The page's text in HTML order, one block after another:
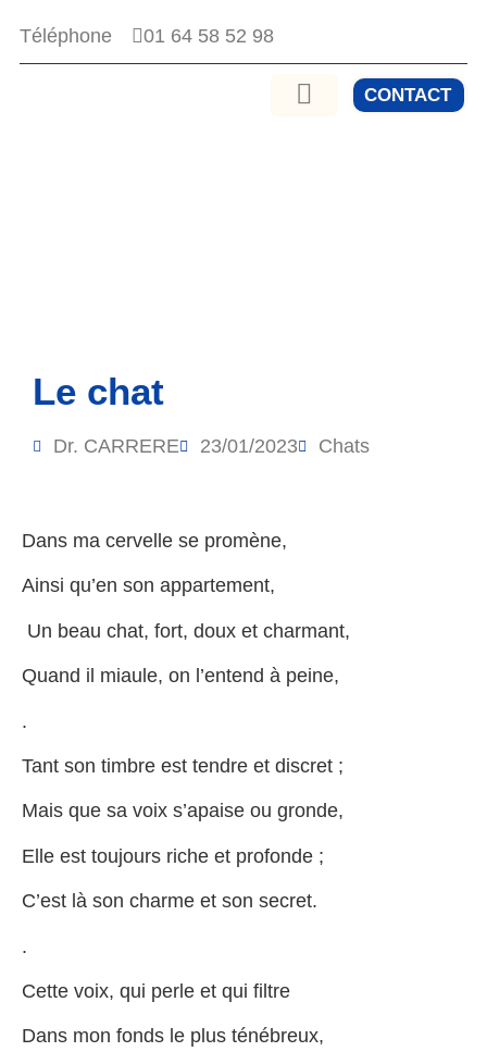
Téléphone 01 64 58 52 98
CONTACT
Le chat
Dr. CARRERE 23/01/2023 Chats
Dans ma cervelle se promène,
Ainsi qu’en son appartement,
Un beau chat, fort, doux et charmant,
Quand il miaule, on l’entend à peine,
.
Tant son timbre est tendre et discret ;
Mais que sa voix s’apaise ou gronde,
Elle est toujours riche et profonde ;
C’est là son charme et son secret.
.
Cette voix, qui perle et qui filtre
Dans mon fonds le plus ténébreux,